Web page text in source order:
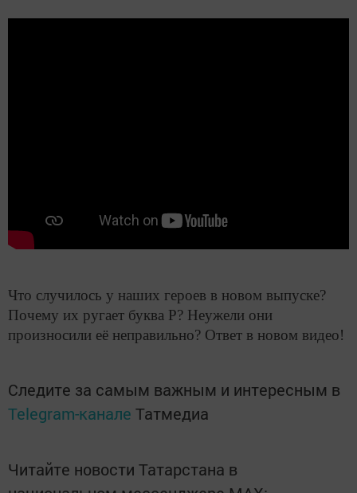
Что случилось у наших героев в новом выпуске?
Почему их ругает буква Р? Неужели они
произносили её неправильно? Ответ в новом видео!
Следите за самым важным и интересным в
Telegram-канале Татмедиа
Читайте новости Татарстана в